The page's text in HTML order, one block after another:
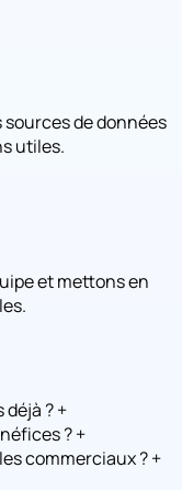
de données
utiles.
et mettons en
déjà ?+
?+
commerciaux ?+